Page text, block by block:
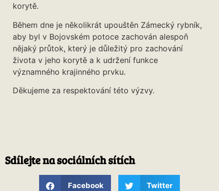
korytě.
Během dne je několikrát upouštěn Zámecký rybník,
aby byl v Bojovském potoce zachován alespoň
nějaký průtok, který je důležitý pro zachování
života v jeho korytě a k udržení funkce
významného krajinného prvku.
Děkujeme za respektování této výzvy.
Sdílejte na sociálních sítích
Facebook Twitter